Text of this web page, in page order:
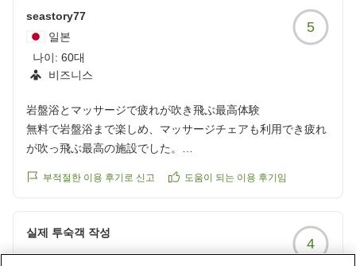
seastory77
일본
나이: 60대
비즈니스
5
岩盤浴とマッサージで疲れが吹き飛ぶ最高体験
無料で岩盤浴まで楽しめ、マッサージチェアも利用でき疲れ
が吹っ飛ぶ最高の施設でした。
https://review.travel.rakuten.co.jp/hotel/voice/18984?
부적절한 이용 후기로 신고 도움이 되는 이용 후기임
실제 투숙객 작성
4